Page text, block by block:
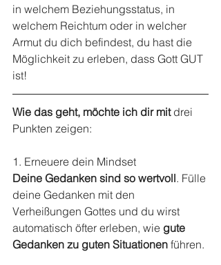
in welchem Beziehungsstatus, in
welchem Reichtum oder in welcher
Armut du dich befindest, du hast die
Möglichkeit zu erleben, dass Gott GUT
ist!
Wie das geht, möchte ich dir mit drei
Punkten zeigen:
1. Erneuere dein Mindset
Deine Gedanken sind so wertvoll. Fülle
deine Gedanken mit den
Verheißungen Gottes und du wirst
automatisch öfter erleben, wie gute
Gedanken zu guten Situationen führen.